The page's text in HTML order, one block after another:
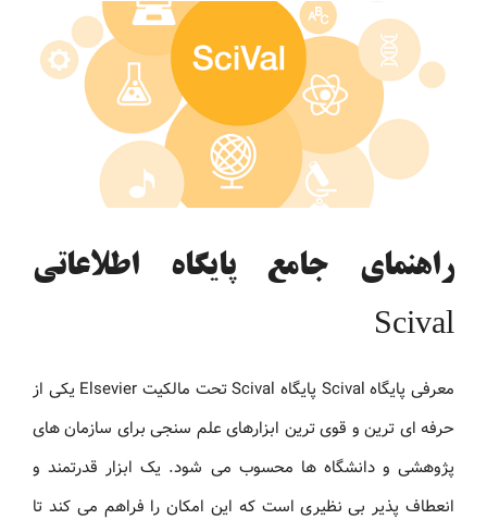
راهنمای جامع پایگاه اطلاعاتی
Scival
معرفی پایگاه Scival پایگاه Scival تحت مالکیت Elsevier یکی از
حرفه ای ترین و قوی ترین ابزارهای علم سنجی برای سازمان های
پژوهشی و دانشگاه ها محسوب می شود. یک ابزار قدرتمند و
انعطاف پذیر بی نظیری است که این امکان را فراهم می کند تا